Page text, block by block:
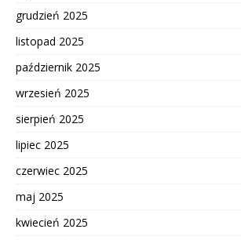
grudzień 2025
listopad 2025
październik 2025
wrzesień 2025
sierpień 2025
lipiec 2025
czerwiec 2025
maj 2025
kwiecień 2025